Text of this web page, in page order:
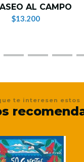
AL CAMPO
$13.200
te interesen estos